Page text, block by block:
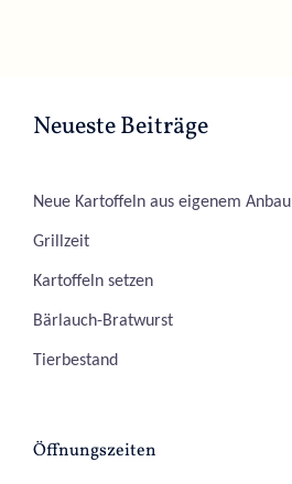
Neueste Beiträge
Neue Kartoffeln aus eigenem Anbau
Grillzeit
Kartoffeln setzen
Bärlauch-Bratwurst
Tierbestand
Öffnungszeiten